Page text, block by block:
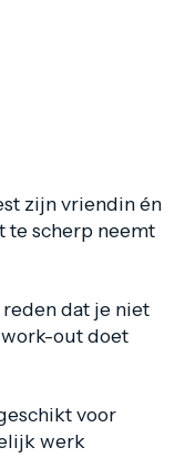
zijn vriendin én
te scherp neemt
dat je niet
out doet
voor
werk